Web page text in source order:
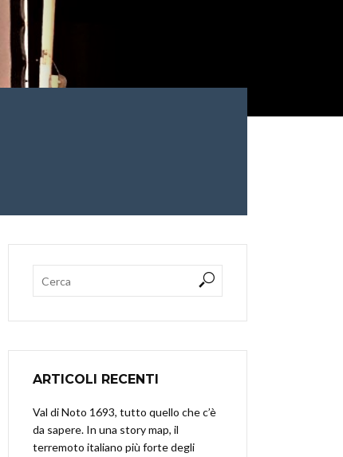
ARTICOLI RECENTI
Val di Noto 1693, tutto quello che c’è
da sapere. In una story map, il
terremoto italiano più forte degli